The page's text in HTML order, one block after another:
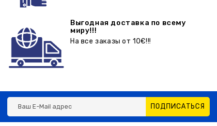
Выгодная доставка по всему
миру!!!
На все заказы от 10€!!!
ПОДПИСАТЬСЯ